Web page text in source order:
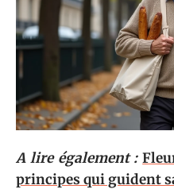
A lire également :
principes qui guident